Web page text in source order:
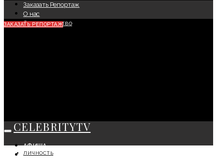
Заказать Репортаж
О нас
Сотрудничество
ЗАКАЗАТЬ РЕПОРТАЖ
CELEBRITYTV
АФИША
СОБЫТИЯ
ЛИЧНОСТЬ